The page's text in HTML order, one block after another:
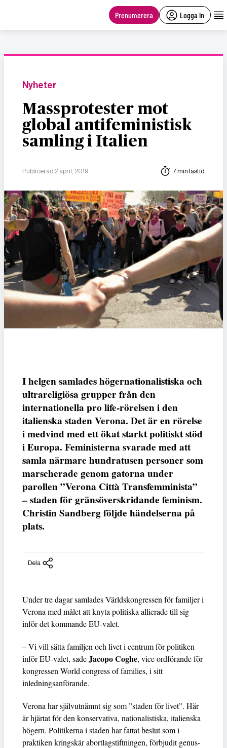
Prenumerera Logga in
Nyheter
Massprotester mot
global antifeministisk
samling i Italien
Publicerad 2 april, 2019 7 min lästid
I helgen samlades högernationalistiska och
ultrareligiösa grupper från den
internationella pro life-rörelsen i den
italienska staden Verona. Det är en rörelse
i medvind med ett ökat starkt politiskt stöd
i Europa. Feministerna svarade med att
samla närmare hundratusen personer som
marscherade genom gatorna under
parollen ”Verona Città Transfemminista”
– staden för gränsöverskridande feminism.
Christin Sandberg följde händelserna på
plats.
Dela
Under tre dagar samlades Världskongressen för familjer i
Verona med målet att knyta politiska allierade till sig
inför det kommande EU-valet.
– Vi vill sätta familjen och livet i centrum för politiken
inför EU-valet, sadeJacopo Coghe, vice ordförande för
kongressen World congress of families, i sitt
inledningsanförande.
Verona har självutnämnt sig som ”staden för livet”. Här
är hjärtat för den konservativa, nationalistiska, italienska
högern. Politikerna i staden har fattat beslut som i
praktiken kringskär abortlagstiftningen, förbjudit genus-